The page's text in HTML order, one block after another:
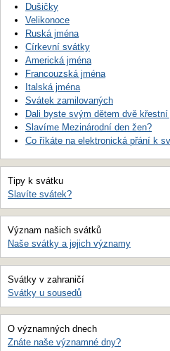
Dušičky
Velikonoce
Ruská jména
Církevní svátky
Americká jména
Francouzská jména
Italská jména
Svátek zamilovaných
Dali byste svým dětem dvě křestní
Slavíme Mezinárodní den žen?
Co říkáte na elektronická přání k
Tipy k svátku
Slavíte svátek?
Význam našich svátků
Naše svátky a jejich významy
Svátky v zahraničí
Svátky u sousedů
O významných dnech
Znáte naše významné dny?